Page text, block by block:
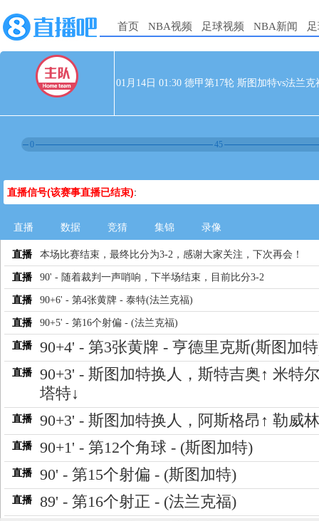
首页 NBA视频 足球视频 NBA新闻
01月14日 01:30 德甲第17轮 斯图加特vs法兰克
0 45
直播信号(该赛事直播已结束):
直播 数据 竞猜 集锦 录像
直播 本场比赛结束，最终比分为3-2，感谢大家关注，下次再会！
直播 90' - 随着裁判一声哨响，下半场结束，目前比分3-2
直播 90+6' - 第4张黄牌 - 泰特(法兰克福)
直播 90+5' - 第16个射偏 - (法兰克福)
直播 90+4' - 第3张黄牌 - 亨德里克斯(斯图加
直播
90+3' - 斯图加特换人，斯特吉奥↑ 米特
塔特↓
直播 90+3' - 斯图加特换人，阿斯格昂↑ 勒威
直播 90+1' - 第12个角球 - (斯图加特)
直播 90' - 第15个射偏 - (斯图加特)
直播 89' - 第16个射正 - (法兰克福)